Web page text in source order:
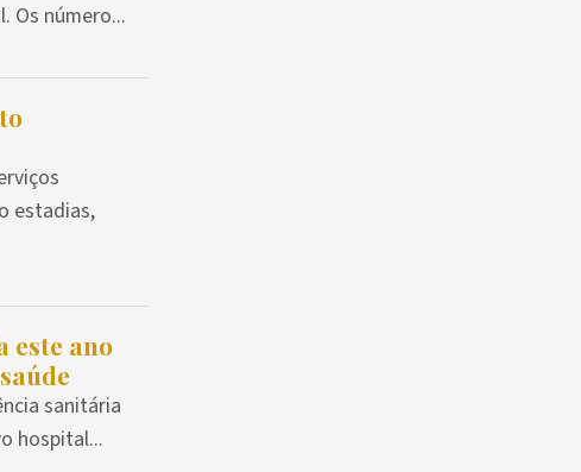
Os número...
estadias,
este ano
sanitária
hospital...